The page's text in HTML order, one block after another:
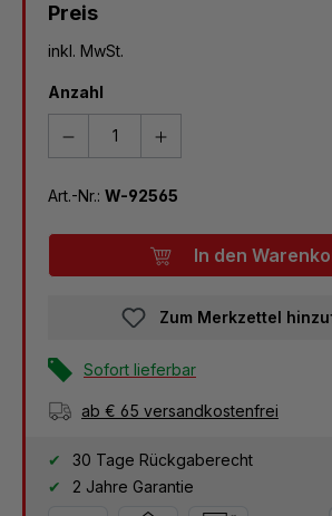
Preis
inkl. MwSt.
Anzahl
Art.-Nr.: W-92565
In den
Zum Merkzettel
Sofort lieferbar
ab € 65 versandkostenfrei
30 Tage Rückgaberecht
2 Jahre Garantie